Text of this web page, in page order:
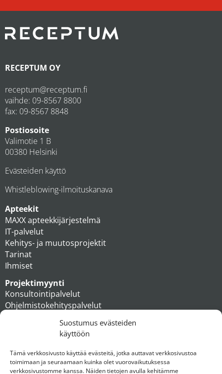
Suostumus evästeiden
käyttöön
Tämä verkkosivusto käyttää evästeitä, jotka auttavat verkkosivustoa
toimimaan ja seuraamaan kuinka olet vuorovaikutuksessa
verkkosivustomme kanssa. Näiden tietojen avulla kehitämme
RECEPTUM OY
receptum@receptum.fi
vaihde: 09-8567 8800
fax: 09-8567 8848
Postiosoite
Valimotie 1 B
00380 Helsinki
Evästeiden käyttö
Whistleblowing-ilmoituskanava
Apteekit
MAXX apteekkijärjestelmä
IT-palvelut
Kehitys- ja muutosprojektit
Tarinat
Ihmiset
Projektimyynti
Konsultointipalvelut
Ohjelmistokehityspalvelut
Ihmiset
Konserni